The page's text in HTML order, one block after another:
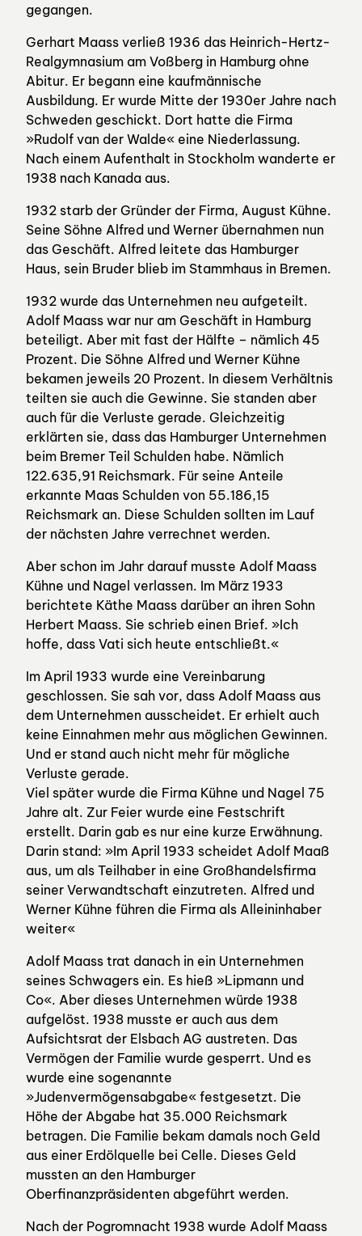
gegangen.
Gerhart Maass verließ 1936 das Heinrich-Hertz-
Realgymnasium am Voßberg in Hamburg ohne
Abitur. Er begann eine kaufmännische
Ausbildung. Er wurde Mitte der 1930er Jahre nach
Schweden geschickt. Dort hatte die Firma
»Rudolf van der Walde« eine Niederlassung.
Nach einem Aufenthalt in Stockholm wanderte er
1938 nach Kanada aus.
1932 starb der Gründer der Firma, August Kühne.
Seine Söhne Alfred und Werner übernahmen nun
das Geschäft. Alfred leitete das Hamburger
Haus, sein Bruder blieb im Stammhaus in Bremen.
1932 wurde das Unternehmen neu aufgeteilt.
Adolf Maass war nur am Geschäft in Hamburg
beteiligt. Aber mit fast der Hälfte – nämlich 45
Prozent. Die Söhne Alfred und Werner Kühne
bekamen jeweils 20 Prozent. In diesem Verhältnis
teilten sie auch die Gewinne. Sie standen aber
auch für die Verluste gerade. Gleichzeitig
erklärten sie, dass das Hamburger Unternehmen
beim Bremer Teil Schulden habe. Nämlich
122.635,91 Reichsmark. Für seine Anteile
erkannte Maas Schulden von 55.186,15
Reichsmark an. Diese Schulden sollten im Lauf
der nächsten Jahre verrechnet werden.
Aber schon im Jahr darauf musste Adolf Maass
Kühne und Nagel verlassen. Im März 1933
berichtete Käthe Maass darüber an ihren Sohn
Herbert Maass. Sie schrieb einen Brief. »Ich
hoffe, dass Vati sich heute entschließt.«
Im April 1933 wurde eine Vereinbarung
geschlossen. Sie sah vor, dass Adolf Maass aus
dem Unternehmen ausscheidet. Er erhielt auch
keine Einnahmen mehr aus möglichen Gewinnen.
Und er stand auch nicht mehr für mögliche
Verluste gerade.
Viel später wurde die Firma Kühne und Nagel 75
Jahre alt. Zur Feier wurde eine Festschrift
erstellt. Darin gab es nur eine kurze Erwähnung.
Darin stand: »Im April 1933 scheidet Adolf Maaß
aus, um als Teilhaber in eine Großhandelsfirma
seiner Verwandtschaft einzutreten. Alfred und
Werner Kühne führen die Firma als Alleininhaber
weiter«
Adolf Maass trat danach in ein Unternehmen
seines Schwagers ein. Es hieß »Lipmann und
Co«. Aber dieses Unternehmen würde 1938
aufgelöst. 1938 musste er auch aus dem
Aufsichtsrat der Elsbach AG austreten. Das
Vermögen der Familie wurde gesperrt. Und es
wurde eine sogenannte
»Judenvermögensabgabe« festgesetzt. Die
Höhe der Abgabe hat 35.000 Reichsmark
betragen. Die Familie bekam damals noch Geld
aus einer Erdölquelle bei Celle. Dieses Geld
mussten an den Hamburger
Oberfinanzpräsidenten abgeführt werden.
Nach der Pogromnacht 1938 wurde Adolf Maass